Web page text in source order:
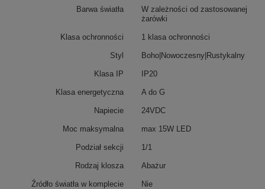
Barwa światła
W zależności od zastosowanej
żarówki
Klasa ochronności 1 klasa ochronności
Styl Boho|Nowoczesny|Rustykalny
Klasa IP IP20
Klasa energetyczna A do G
Napiecie 24VDC
Moc maksymalna max 15W LED
Podział sekcji 1/1
Rodzaj klosza Abażur
Źródło światła w komplecie Nie